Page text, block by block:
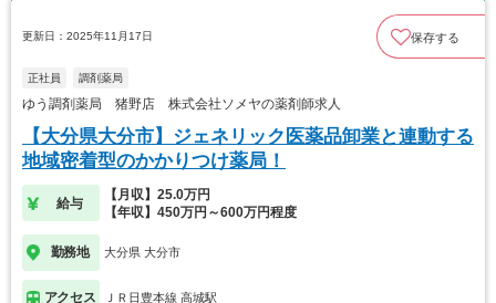
更新日：2025年11月17日 保存する
正社員 調剤薬局
ゆう調剤薬局 猪野店 株式会社ソメヤの薬剤師求人
【大分県大分市】ジェネリック医薬品卸業と連動する
地域密着型のかかりつけ薬局！
給与
【月収】25.0万円
【年収】450万円～600万円程度
勤務地 大分県 大分市
アクセス ＪＲ日豊本線 高城駅